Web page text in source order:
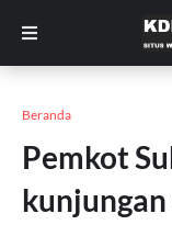
Beranda
Pemkot